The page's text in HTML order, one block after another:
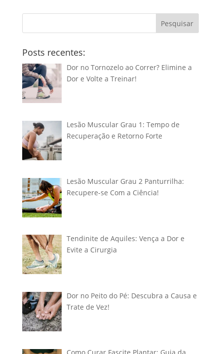
Pesquisar
Posts recentes:
Dor no Tornozelo ao Correr? Elimine a
Dor e Volte a Treinar!
Lesão Muscular Grau 1: Tempo de
Recuperação e Retorno Forte
Lesão Muscular Grau 2 Panturrilha:
Recupere-se Com a Ciência!
Tendinite de Aquiles: Vença a Dor e
Evite a Cirurgia
Dor no Peito do Pé: Descubra a Causa e
Trate de Vez!